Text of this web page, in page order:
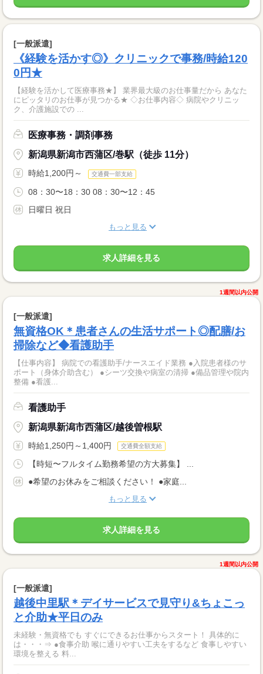
[一般派遣]
《経験を活かす◎》クリニックで事務/時給120
0円★
【経験を活かして医療事務★】 業界最大級のお仕事量だから あなた
にピッタリのお仕事が見つかる★ ◇お仕事内容◇ 病院やクリニッ
ク、介護施設での ...
医療事務・調剤事務
新潟県新潟市西蒲区/巻駅（徒歩 11分）
時給1,200円～ 交通費一部支給
08：30〜18：30 08：30〜12：45
日曜日 祝日
もっと見る
求人詳細を見る
1週間以内公開
[一般派遣]
無資格OK＊患者さんの生活サポート◎配膳/お
掃除など◆看護助手
【仕事内容】 病院での看護助手/ナースエイド業務 ●入院患者様のサ
ポート（身体介助含む） ●シーツ交換や病室の清掃 ●備品管理や院内
整備 ●看護...
看護助手
新潟県新潟市西蒲区/越後曽根駅
時給1,250円～1,400円 交通費全額支給
【時短〜フルタイム勤務希望の方大募集】 ...
●希望のお休みをご相談ください！ ●家庭...
もっと見る
求人詳細を見る
1週間以内公開
[一般派遣]
越後中里駅＊デイサービスで見守り&ちょこっ
と介助★平日のみ
未経験・無資格でも すぐにできるお仕事からスタート！ 具体的に
は・・・⇒ ●食事介助 喉に通りやすい工夫をするなど 食事しやすい
環境を整える 料...